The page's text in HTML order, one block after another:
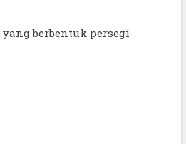
berbentuk persegi